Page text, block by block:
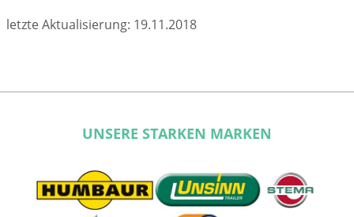
letzte Aktualisierung: 19.11.2018
UNSERE STARKEN MARKEN